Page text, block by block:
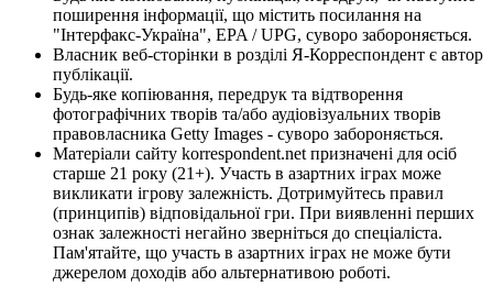
поширення інформації, що містить посилання на
"Інтерфакс-Україна", EPA / UPG, суворо забороняється.
Власник веб-сторінки в розділі Я-Корреспондент є автор
публікації.
Будь-яке копіювання, передрук та відтворення
фотографічних творів та/або аудіовізуальних творів
правовласника Getty Images - суворо забороняється.
Матеріали сайту korrespondent.net призначені для осіб
старше 21 року (21+). Участь в азартних іграх може
викликати ігрову залежність. Дотримуйтесь правил
(принципів) відповідальної гри. При виявленні перших
ознак залежності негайно зверніться до спеціаліста.
Пам'ятайте, що участь в азартних іграх не може бути
джерелом доходів або альтернативою роботі.